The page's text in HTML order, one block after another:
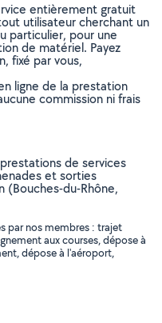
entièrement gratuit
utilisateur cherchant un
particulier, pour une
de matériel. Payez
fixé par vous,
ligne de la prestation
commission ni frais
de services
et sorties
(Bouches-du-Rhône,
par nos membres : trajet
aux courses, dépose à
dépose à l'aéroport,